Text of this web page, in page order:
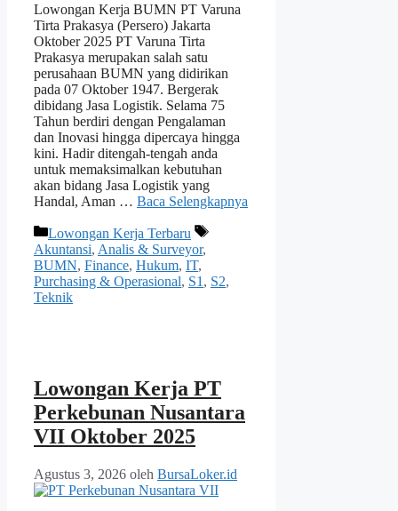
Lowongan Kerja BUMN PT Varuna
Tirta Prakasya (Persero) Jakarta
Oktober 2025 PT Varuna Tirta
Prakasya merupakan salah satu
perusahaan BUMN yang didirikan
pada 07 Oktober 1947. Bergerak
dibidang Jasa Logistik. Selama 75
Tahun berdiri dengan Pengalaman
dan Inovasi hingga dipercaya hingga
kini. Hadir ditengah-tengah anda
untuk memaksimalkan kebutuhan
akan bidang Jasa Logistik yang
Handal, Aman … Baca Selengkapnya
Kategori
Lowongan Kerja Terbaru
Tag
Akuntansi, Analis & Surveyor,
BUMN, Finance, Hukum, IT,
Purchasing & Operasional, S1 , S2,
Teknik
Lowongan Kerja PT
Perkebunan Nusantara
VII Oktober 2025
Agustus 3, 2026 oleh BursaLoker.id